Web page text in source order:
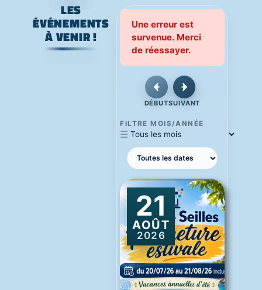
LES
ÉVÉNEMENTS
À VENIR !
Une erreur est
survenue. Merci
de réessayer.
DÉBUTSUIVANT
FILTRE MOIS/ANNÉE
21
AOÛT
2026